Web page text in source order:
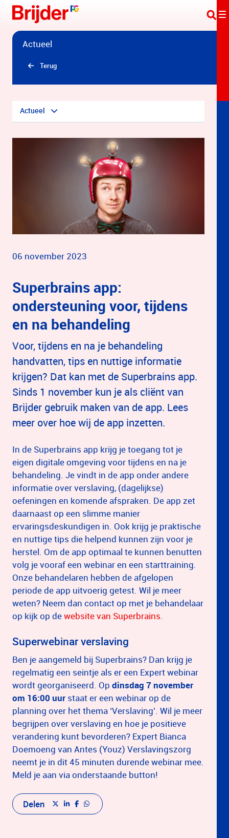
Overslaan en naar hoofdinhoud gaan
Actueel
Terug
Actueel
06 november 2023
Superbrains app:
ondersteuning voor, tijdens
en na behandeling
Voor, tijdens en na je behandeling
handvatten, tips en nuttige informatie
krijgen? Dat kan met de Superbrains app.
Sinds 1 november kun je als cliënt van
Brijder gebruik maken van de app. Lees
meer over hoe wij de app inzetten.
In de Superbrains app krijg je toegang tot je
eigen digitale omgeving voor tijdens en na je
behandeling. Je vindt in de app onder andere
informatie over verslaving, (dagelijkse)
oefeningen en komende afspraken. De app zet
daarnaast op een slimme manier
ervaringsdeskundigen in. Ook krijg je praktische
en nuttige tips die helpend kunnen zijn voor je
herstel. Om de app optimaal te kunnen benutten
volg je vooraf een webinar en een starttraining.
Onze behandelaren hebben de afgelopen
periode de app uitvoerig getest. Wil je meer
weten? Neem dan contact op met je behandelaar
op kijk op dewebsite van Superbrains.
Superwebinar verslaving
Ben je aangemeld bij Superbrains? Dan krijg je
regelmatig een seintje als er een Expert webinar
wordt georganiseerd. Op dinsdag 7 november
om 16:00 uur staat er een webinar op de
planning over het thema ‘Verslaving’. Wil je meer
begrijpen over verslaving en hoe je positieve
verandering kunt bevorderen? Expert Bianca
Doemoeng van Antes (Youz) Verslavingszorg
neemt je in dit 45 minuten durende webinar mee.
Meld je aan via onderstaande button!
Delen